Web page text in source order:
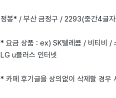
정봉* / 부산 금정구 / 2293(중간4글
* 요금 상품 : ex) SK텔레콤 / 비티비 /
LG u플러스 인터넷
* 카페 후기글을 상의없이 삭제할 경우